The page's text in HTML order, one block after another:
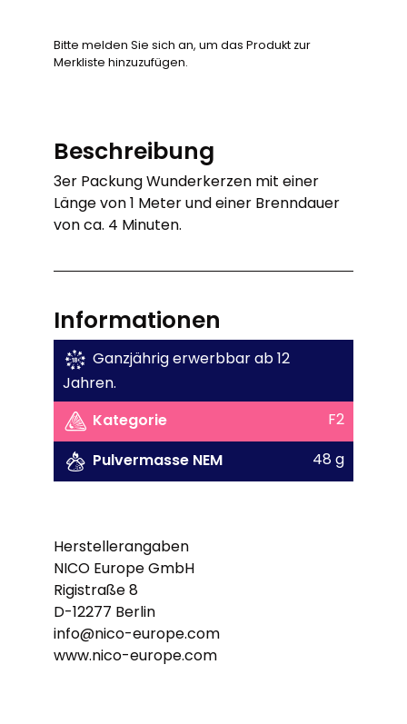
Bitte melden Sie sich an, um das Produkt zur
Merkliste hinzuzufügen.
Beschreibung
3er Packung Wunderkerzen mit einer
Länge von 1 Meter und einer Brenndauer
von ca. 4 Minuten.
Informationen
Ganzjährig erwerbbar ab 12
Jahren.
Kategorie
F2
Pulvermasse NEM
48 g
Herstellerangaben
NICO Europe GmbH
Rigistraße 8
D-12277 Berlin
info@nico-europe.com
www.nico-europe.com